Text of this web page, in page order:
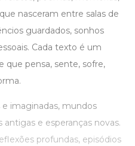
nasceram entre salas de
guardados, sonhos
Cada texto é um
pensa, sente, sofre,
imaginadas, mundos
antigas e esperanças novas.
profundas, episódios